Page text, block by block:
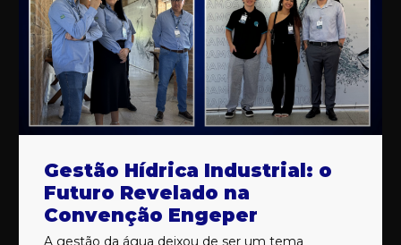
Gestão Hídrica Industrial: o
Futuro Revelado na
Convenção Engeper
A gestão da água deixou de ser um tema